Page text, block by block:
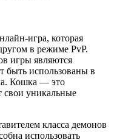
игра, которая
в режиме PvP.
игры являются
быть использованы в
Кошка — это
свои уникальные
класса демонов
использовать